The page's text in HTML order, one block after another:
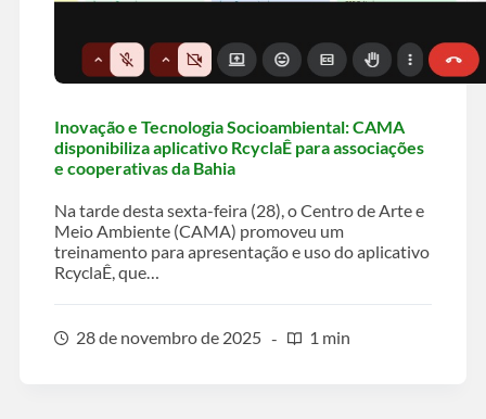
Inovação e Tecnologia Socioambiental: CAMA
disponibiliza aplicativo RcyclaÊ para associações
e cooperativas da Bahia
Na tarde desta sexta-feira (28), o Centro de Arte e
Meio Ambiente (CAMA) promoveu um
treinamento para apresentação e uso do aplicativo
RcyclaÊ, que…
28 de novembro de 2025 1 min